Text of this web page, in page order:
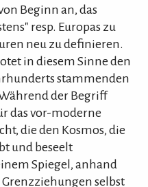
Beginn an, das
resp. Europas zu
neu zu definieren.
in diesem Sinne den
stammenden
der Begriff
das vor-moderne
die den Kosmos, die
und beseelt
Spiegel, anhand
selbst